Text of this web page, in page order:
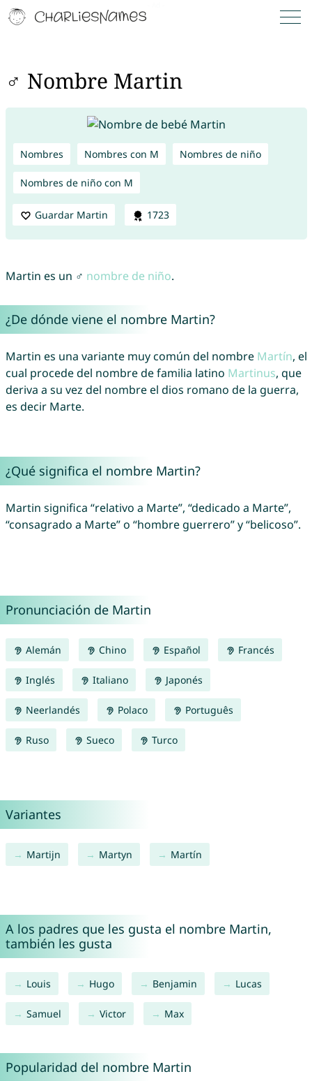
♂ Nombre Martin
Nombres Nombres con M Nombres de niño
Nombres de niño con M
Guardar Martin 1723
Martin es un ♂ nombre de niño.
¿De dónde viene el nombre Martin?
Martin es una variante muy común del nombre Martín, el
cual procede del nombre de familia latino Martinus, que
deriva a su vez del nombre el dios romano de la guerra,
es decir Marte.
¿Qué significa el nombre Martin?
Martin significa “relativo a Marte”, “dedicado a Marte”,
“consagrado a Marte” o “hombre guerrero” y “belicoso”.
Pronunciación de Martin
Alemán Chino Español Francés
Inglés Italiano Japonés
Neerlandés Polaco Português
Ruso Sueco Turco
Variantes
Martijn Martyn Martín
A los padres que les gusta el nombre Martin,
también les gusta
Louis Hugo Benjamin Lucas
Samuel Victor Max
Popularidad del nombre Martin